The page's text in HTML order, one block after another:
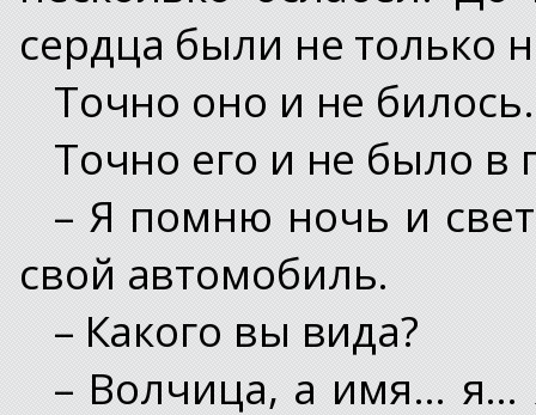
сердца были не
Точно оно и не
Точно его и не было в
– Я помню ночь и
свой автомобиль.
– Какого вы вида?
– Волчица, а имя… я…